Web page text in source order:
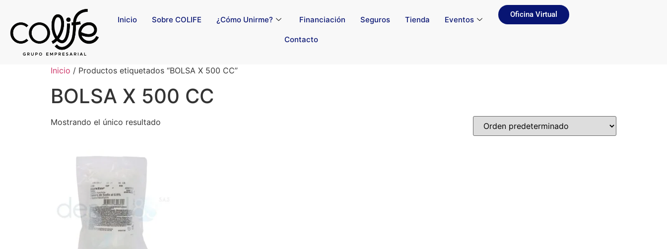
Inicio Sobre COLIFE ¿Cómo Unirme? Financiación Seguros Tienda Eventos
Contacto
Oficina Virtual
Inicio / Productos etiquetados “BOLSA X 500 CC”
BOLSA X 500 CC
Mostrando el único resultado